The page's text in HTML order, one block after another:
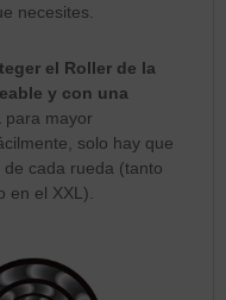
necesites.
el Roller de la
y con una
para mayor
solo hay que
cada rueda (tanto
en el XXL).